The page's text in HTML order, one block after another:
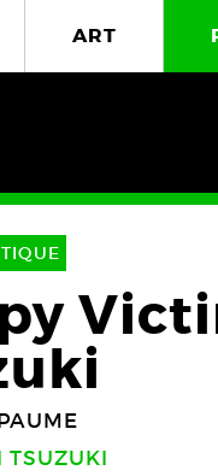
ART
TSUZUKI